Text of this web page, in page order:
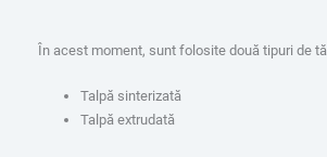
În acest moment, sunt folosite două tipuri de
Talpă sinterizată
Talpă extrudată